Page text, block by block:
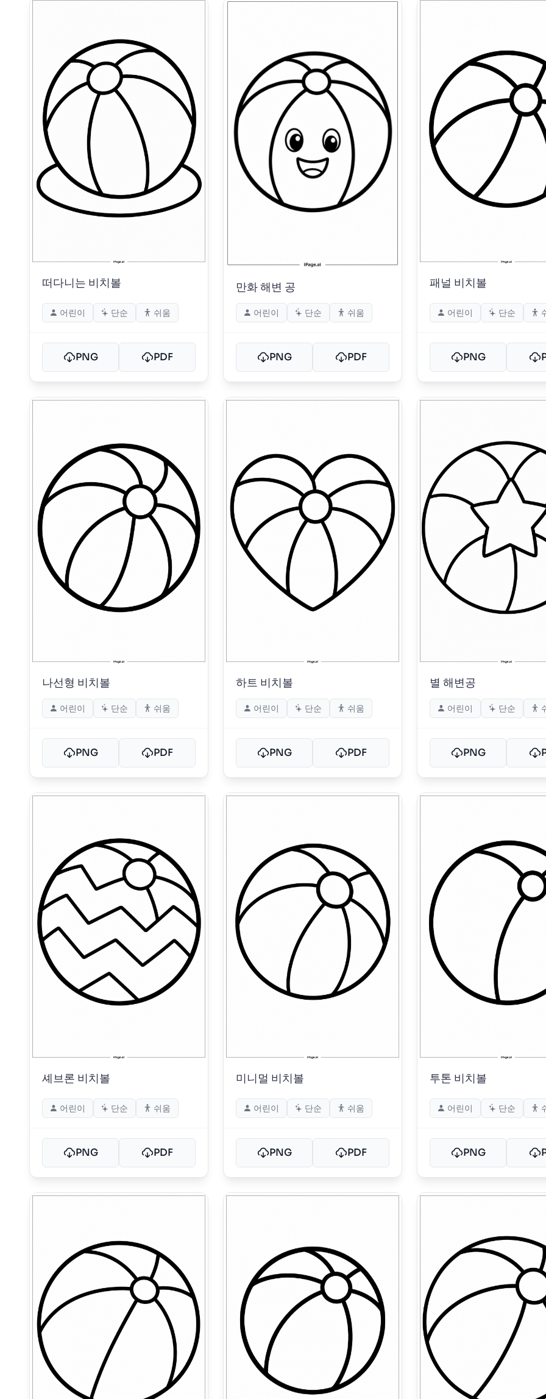
떠다니는 비치볼
어린이 단순 쉬움
PNG PDF
만화 해변 공
어린이 단순 쉬움
PNG PDF
패널 비치볼
어린이 단순
PNG
나선형 비치볼
어린이 단순 쉬움
PNG PDF
하트 비치볼
어린이 단순 쉬움
PNG PDF
별 해변공
어린이 단순
PNG
셰브론 비치볼
어린이 단순 쉬움
PNG PDF
미니멀 비치볼
어린이 단순 쉬움
PNG PDF
투톤 비치볼
어린이 단순
PNG